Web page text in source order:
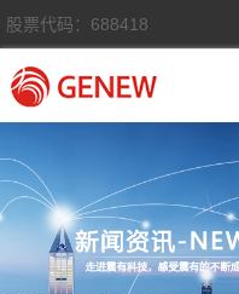
股票代码：688418